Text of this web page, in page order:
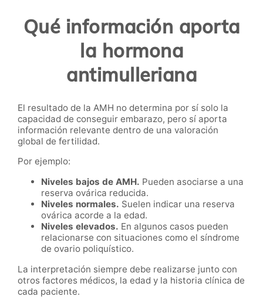
Qué información aporta
la hormona
antimulleriana
El resultado de la AMH no determina por sí solo la
capacidad de conseguir embarazo, pero sí aporta
información relevante dentro de una valoración
global de fertilidad.
Por ejemplo:
Niveles bajos de AMH. Pueden asociarse a una
reserva ovárica reducida.
Niveles normales. Suelen indicar una reserva
ovárica acorde a la edad.
Niveles elevados. En algunos casos pueden
relacionarse con situaciones como el síndrome
de ovario poliquístico.
La interpretación siempre debe realizarse junto con
otros factores médicos, la edad y la historia clínica de
cada paciente.